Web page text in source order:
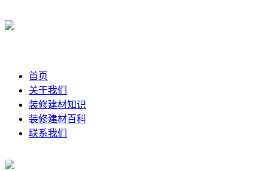
首页
关于我们
装修建材知识
装修建材百科
联系我们